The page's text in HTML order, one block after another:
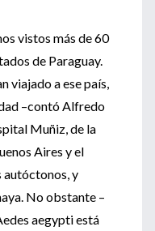
vistos más de 60
de Paraguay.
viajado a ese país,
–contó Alfredo
Muñiz, de la
Aires y el
autóctonos, y
No obstante –
aegypti está